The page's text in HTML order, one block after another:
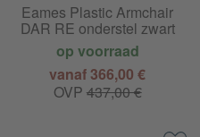
Eames Plastic Armchair
DAR RE onderstel zwart
op voorraad
vanaf 366,00 €
OVP 437,00 €